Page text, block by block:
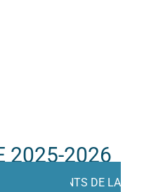
2025-2026
DOCUMENTS DE LA